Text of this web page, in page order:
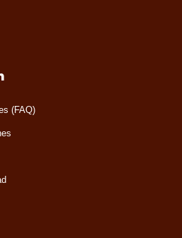
(FAQ)